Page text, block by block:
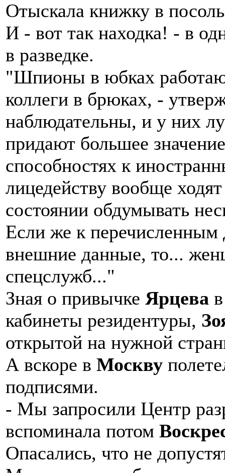
Отыскала книжку в
И - вот так находка! - в
в разведке.
"Шпионы в юбках
коллеги в брюках, -
наблюдательны, и у них
придают большее
способностях к
лицедейству вообще
состоянии обдумывать
Если же к перечисленным
внешние данные, то...
спецслужб..."
Зная о привычке Ярцева
кабинеты резидентуры,
открытой на нужной
А вскоре в Москву
подписями.
- Мы запросили Центр
вспоминала потом
Опасались, что не